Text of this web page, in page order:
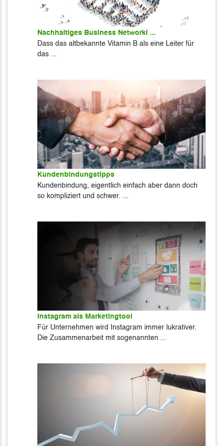
Nachhaltiges Business Networki ...
Dass das altbekannte Vitamin B als eine Leiter für
das ...
Kundenbindungstipps
Kundenbindung, eigentlich einfach aber dann doch
so kompliziert und schwer. ...
Instagram als Marketingtool
Für Unternehmen wird Instagram immer lukrativer.
Die Zusammenarbeit mit sogenannten ...